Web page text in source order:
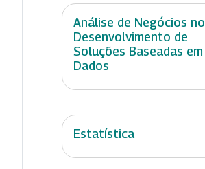
Análise de Negócios no
Desenvolvimento de
Soluções Baseadas em
Dados
Estatística